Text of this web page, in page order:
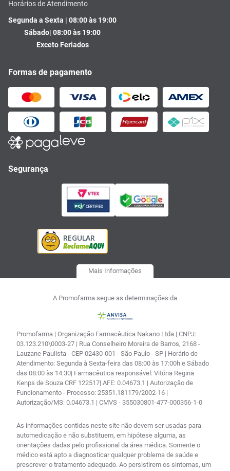
Horários de Atendimento
Segunda a Sexta | 08:00 às 19:00
Sábado| 08:00 às 19:00
Exceto Feriados
Formas de pagamento
Segurança
Mais Informações
A Promofarma segue as determinações da
Promofarma | Organização Farmacêutica Nakano Ltda | CNPJ:
03.123.210\0003-27 | Rua Conselheiro Moreira de Barros, 2168 -
Lauzane Paulista - CEP 02430-001 - São Paulo - SP | Horário de
Atendimento: Segunda à Sexta-feira das 08:00 às 17:00h e Sábado
das 08:00 às 14:30| Farmacêutica responsável: Vitória Regina
Kenps de Souza CRF 122517| AFE: 0.04673.1 | Autorização de
Funcionamento - Processo: 25351.181179/2002-16 |
Autorização/MS: 0.04673.1 | CMVS - 355030801-477-000356-1-0
As informações contidas neste site não devem ser usadas para
automedicação e não substituem, em hipótese alguma, as
orientações dadas pelo profissional da área médica. Somente o
médico está apto a diagnosticar qualquer problema de saúde e
prescrever o tratamento adequado. Ao persistirem os sintomas, um